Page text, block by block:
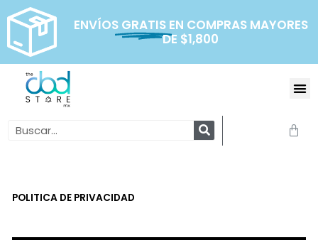
contenido
ENVÍOS GRATIS EN COMPRAS MAYORES
DE $1,800
Search
POLITICA DE PRIVACIDAD